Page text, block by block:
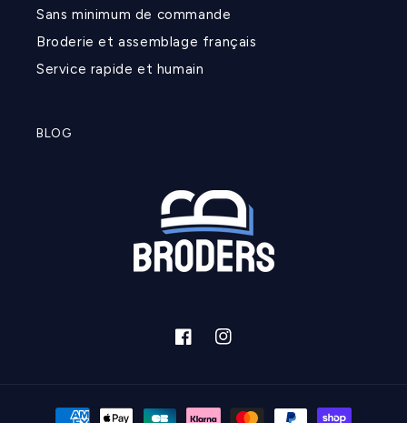
Sans minimum de commande
Broderie et assemblage français
Service rapide et humain
BLOG
FacebookInstagram
Moyens